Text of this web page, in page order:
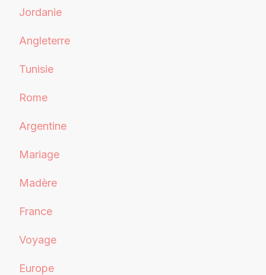
Jordanie
Angleterre
Tunisie
Rome
Argentine
Mariage
Madère
France
Voyage
Europe